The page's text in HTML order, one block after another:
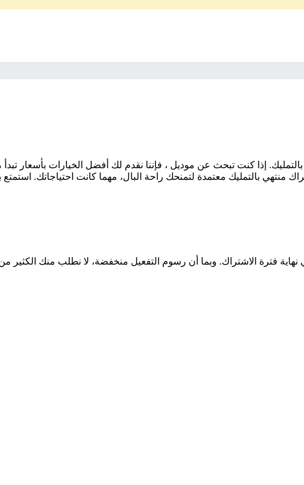
منتهي بالتمليك معتمدة لتمنحك راحة البال، مهما كانت احتياجاتك.
نهاية فترة الاشتراك. وبما أن رسوم التفعيل منخفضة، لا نطلب منك الكثير